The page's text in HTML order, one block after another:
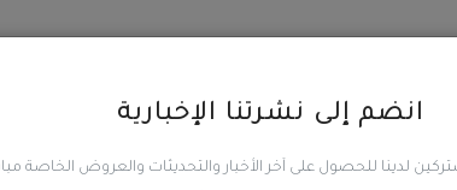
انضم إلى نشرتنا الإخبارية
لدينا للحصول على آخر الأخبار والتحديثات والعروض الخاصة
0